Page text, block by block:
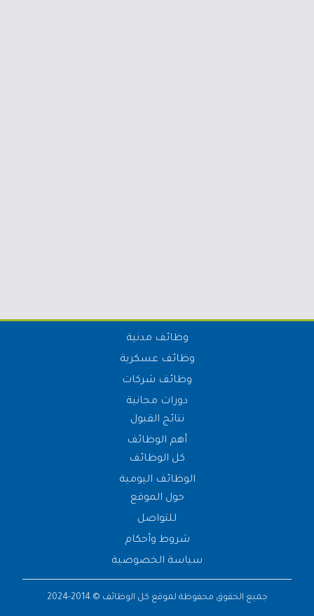
وظائف مدنية
وظائف عسكرية
وظائف شركات
دورات مجانية
نتائج القبول
أهم الوظائف
كل الوظائف
الوظائف اليومية
حول الموقع
للتواصل
شروط وأحكام
سياسة الخصوصية
جميع الحقوق محفوظة لموقع كل الوظائف © 2014-2024